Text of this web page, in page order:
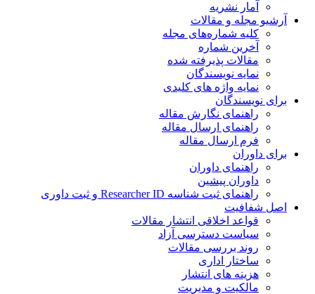
آمار نشریه
مجله و مقالات
کلیه شماره‌های مجله
آخرین شماره
مقالات پذیرفته شده
نمایه نویسندگان
نمایه واژه های کلیدی
نویسندگان
راهنمای نگارش مقاله
راهنمای ارسال مقاله
فرم ارسال مقاله
داوران
راهنمای داوران
داوران پیشین
راهنمای ثبت شناسه Researcher ID و ثبت داوری
شفافیت
قواعد اخلاقی انتشار مقالات
سیاست دسترسی آزاد
روند بررسی مقالات
ساختار اداری
هزینه های انتشار
مالکیت و مدیریت